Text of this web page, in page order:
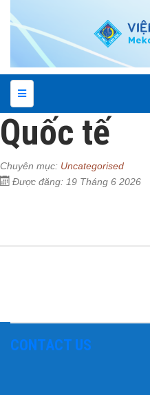
Quốc tế
Chuyên mục: Uncategorised
Được đăng: 19 Tháng 6 2026
CONTACT US